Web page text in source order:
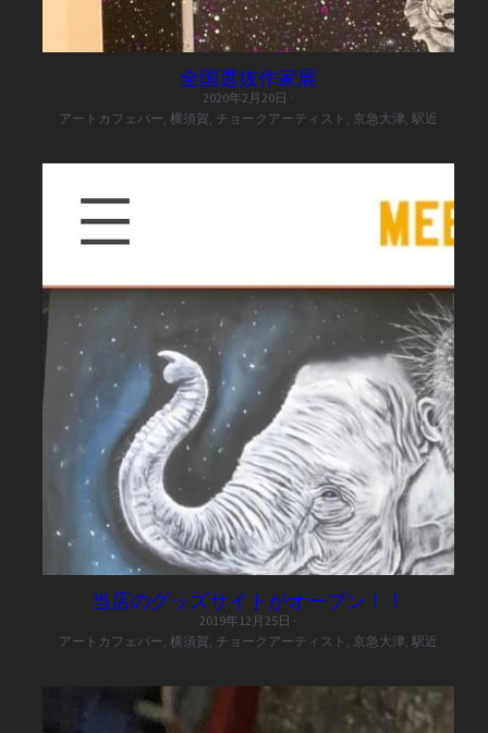
全国選抜作家展
2020年2月20日 ·
アートカフェバー, 横須賀, チョークアーティスト, 京急大津, 駅近
当店のグッズサイトがオープン！！
2019年12月25日 ·
アートカフェバー, 横須賀, チョークアーティスト, 京急大津, 駅近